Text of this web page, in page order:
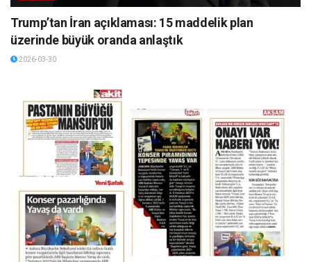
Trump’tan İran açıklaması: 15 maddelik plan
üzerinde büyük oranda anlaştık
2026-03-30